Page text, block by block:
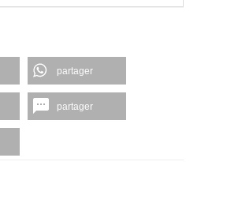
partager
partager